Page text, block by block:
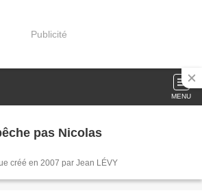
Publicité
MENU
pas Nicolas
créé en 2007 par Jean LÉVY